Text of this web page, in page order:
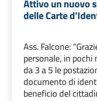
Attivo un nuovo
delle Carte
Ass. Falcone:
personale, in
da 3 a 5 le
documento di
beneficio del